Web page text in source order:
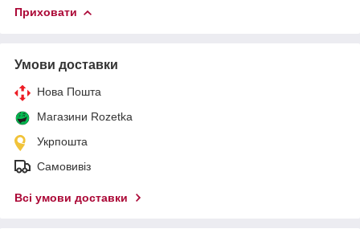
Приховати
Умови доставки
Нова Пошта
Магазини Rozetka
Укрпошта
Самовивіз
Всі умови доставки